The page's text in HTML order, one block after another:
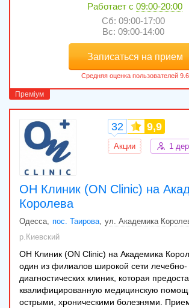
Работает с 09:00-20:00
Сб: 09:00-17:00
Вс: 09:00-14:00
Записаться на прием
ОН Клиник (ON Clinic) на
Королева
32 9,9
Акции 1
Одесса пос. Таирова ул. Академика
р.Киевский
ОН Клиник (ON Clinic) на Академика
один из филиалов широкой сети лечебно-
диагностических клиник, которая
квалифицированную медицинскую
острыми, хроническими болезнями.